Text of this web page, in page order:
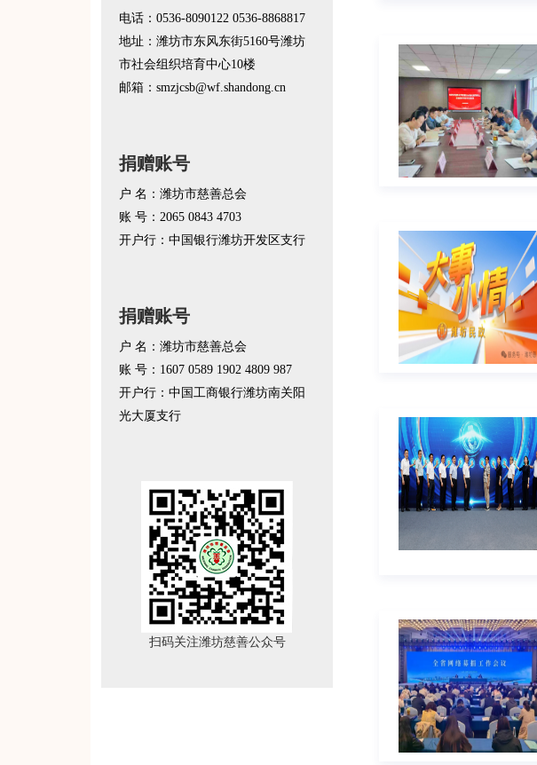
电话：0536-8090122 0536-8868817
地址：潍坊市东风东街5160号潍坊
市社会组织培育中心10楼
邮箱：smzjcsb@wf.shandong.cn
捐赠账号
户 名：潍坊市慈善总会
账 号：2065 0843 4703
开户行：中国银行潍坊开发区支行
捐赠账号
户 名：潍坊市慈善总会
账 号：1607 0589 1902 4809 987
开户行：中国工商银行潍坊南关阳
光大厦支行
扫码关注潍坊慈善公众号